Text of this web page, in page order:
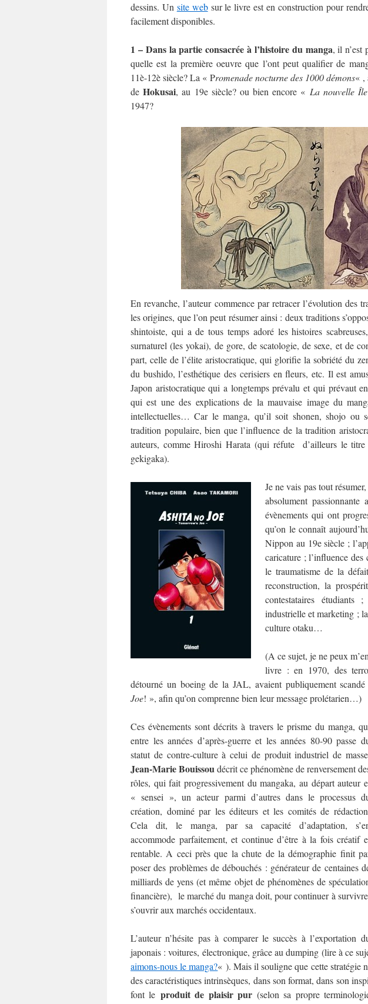
dessins. Un site websur le livre est en construction pour
facilement disponibles.
1 – Dans la partie consacrée à l’histoire du manga, il n’est
quelle est la première oeuvre que l’ont peut qualifier de
11è-12è siècle? La « Promenade nocturne des 1000 démons« ,
deHokusai, au 19e siècle? ou bien encore « La nouvelle
1947?
En revanche, l’auteur commence par retracer l’évolution des
les origines, que l’on peut résumer ainsi : deux traditions
shintoiste, qui a de tous temps adoré les histoires
surnaturel (les yokai), de gore, de scatologie, de sexe, et de
part, celle de l’élite aristocratique, qui glorifie la sobriété du
du bushido, l’esthétique des cerisiers en fleurs, etc. Il est
Japon aristocratique qui a longtemps prévalu et qui prévaut
qui est une des explications de la mauvaise image du
intellectuelles… Car le manga, qu’il soit shonen, shojo ou
tradition populaire, bien que l’influence de la tradition
auteurs, comme Hiroshi Harata (qui réfute d’ailleurs le
gekigaka).
Je ne vais pas tout
absolument
évènements qui ont
qu’on le connaît
Nippon au 19e siècle ;
caricature ; l’influence
le traumatisme de la
reconstruction, la
contestataires étudiants
industrielle et marketing ;
culture otaku…
(A ce sujet, je ne peux
livre : en 1970, des
détourné un boeing de la JAL, avaient publiquement
Joe! », afin qu’on comprenne bien leur message prolétarien…)
Ces évènements sont décrits à travers le prisme du manga,
entre les années d’après-guerre et les années 80-90 passe
statut de contre-culture à celui de produit industriel de
Jean-Marie Bouissoudécrit ce phénomène de renversement
rôles, qui fait progressivement du mangaka, au départ auteur
« sensei », un acteur parmi d’autres dans le processus
création, dominé par les éditeurs et les comités de
Cela dit, le manga, par sa capacité d’adaptation,
accommode parfaitement, et continue d’être à la fois créatif
rentable. A ceci près que la chute de la démographie finit
poser des problèmes de débouchés : générateur de centaines
milliards de yens (et même objet de phénomènes de
financière), le marché du manga doit, pour continuer à
s’ouvrir aux marchés occidentaux.
L’auteur n’hésite pas à comparer le succès à l’exportation
japonais : voitures, électronique, grâce au dumping (lire à ce
aimons-nous le manga?« ). Mais il souligne que cette stratégie
des caractéristiques intrinsèques, dans son format, dans son
font le produit de plaisir pur (selon sa propre